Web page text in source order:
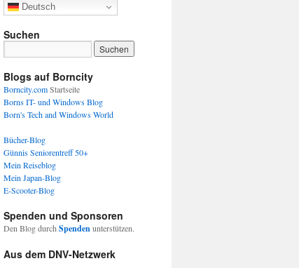
Deutsch
Suchen
Blogs auf Borncity
Borncity.comStartseite
Borns IT- und Windows Blog
Born's Tech and Windows World
Bücher-Blog
Günnis Seniorentreff 50+
Mein Reiseblog
Mein Japan-Blog
E-Scooter-Blog
Spenden und Sponsoren
Den Blog durch Spendenunterstützen.
Aus dem DNV-Netzwerk